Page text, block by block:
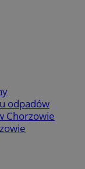
odpadów
Chorzowie